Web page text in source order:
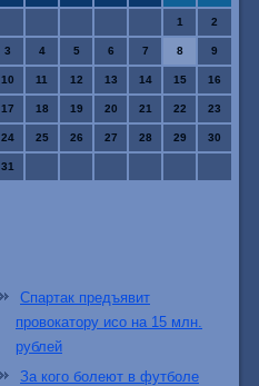
1 2
3 4 5 6 7 8 9
10 11 12 13 14 15 16
17 18 19 20 21 22 23
24 25 26 27 28 29 30
31
Спартак предъявит
провокатору исо на 15 млн.
рублей
За кого болеют в футболе